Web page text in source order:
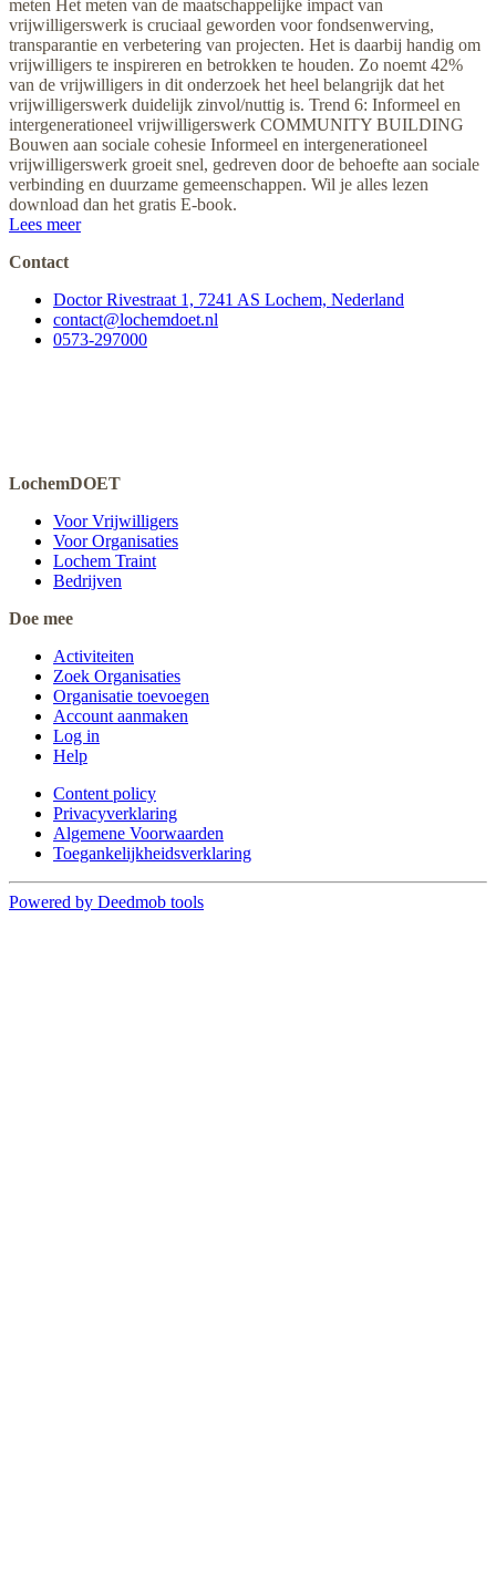
meten Het meten van de maatschappelijke impact van
vrijwilligerswerk is cruciaal geworden voor fondsenwerving,
transparantie en verbetering van projecten. Het is daarbij handig om
vrijwilligers te inspireren en betrokken te houden. Zo noemt 42%
van de vrijwilligers in dit onderzoek het heel belangrijk dat het
vrijwilligerswerk duidelijk zinvol/nuttig is. Trend 6: Informeel en
intergenerationeel vrijwilligerswerk COMMUNITY BUILDING
Bouwen aan sociale cohesie Informeel en intergenerationeel
vrijwilligerswerk groeit snel, gedreven door de behoefte aan sociale
verbinding en duurzame gemeenschappen. Wil je alles lezen
download dan het gratis E-book.
Lees meer
Contact
Doctor Rivestraat 1, 7241 AS Lochem, Nederland
contact@lochemdoet.nl
0573-297000
LochemDOET
Voor Vrijwilligers
Voor Organisaties
Lochem Traint
Bedrijven
Doe mee
Activiteiten
Zoek Organisaties
Organisatie toevoegen
Account aanmaken
Log in
Help
Content policy
Privacyverklaring
Algemene Voorwaarden
Toegankelijkheidsverklaring
Powered by Deedmob tools